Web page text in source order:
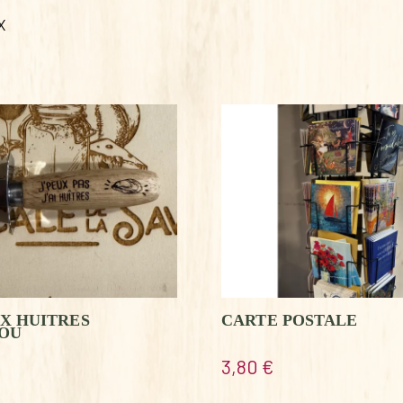
HUITRES CARTE POSTALE
3,80 €